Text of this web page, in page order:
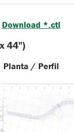
Download *.ctl
44")
Planta / Perfil